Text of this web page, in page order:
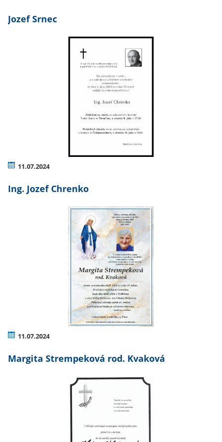
Jozef Srnec
11.07.2024
Ing. Jozef Chrenko
11.07.2024
Margita Strempeková rod. Kvaková